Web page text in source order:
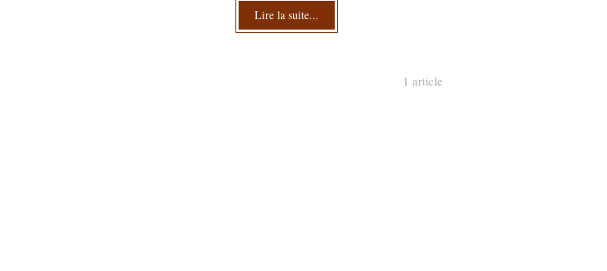
Lire la suite...
1 article